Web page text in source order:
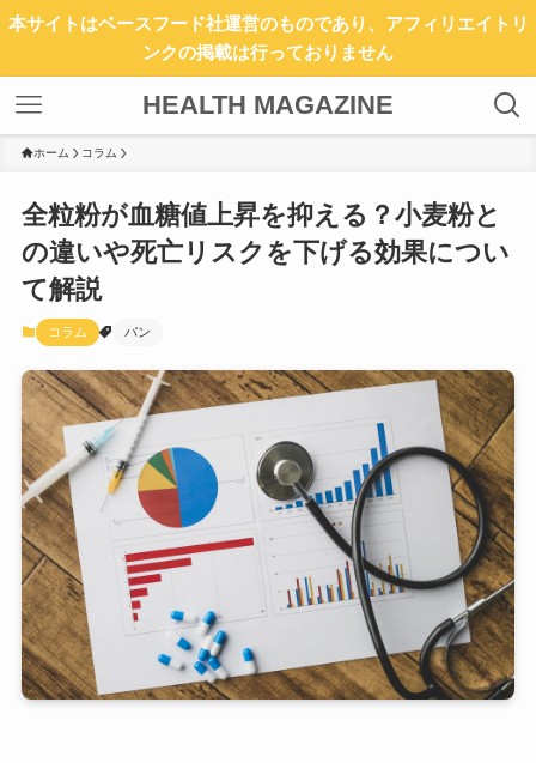
本サイトはベースフード社運営のものであり、アフィリエイトリ
ンクの掲載は行っておりません
HEALTH MAGAZINE
ホーム コラム
全粒粉が血糖値上昇を抑える？小麦粉と
の違いや死亡リスクを下げる効果につい
て解説
コラム パン